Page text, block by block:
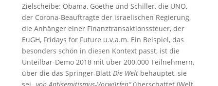
Zielscheibe: Obama, Goethe und Schiller, die UNO,
der Corona-Beauftragte der israelischen Regierung,
die Anhänger einer Finanztransaktionssteuer, der
EuGH, Fridays for Future u.v.a.m. Ein Beispiel, das
besonders schön in diesen Kontext passt, ist die
Unteilbar-Demo 2018 mit über 200.000 Teilnehmern,
über die das Springer-Blatt Die Weltbehauptet, sie